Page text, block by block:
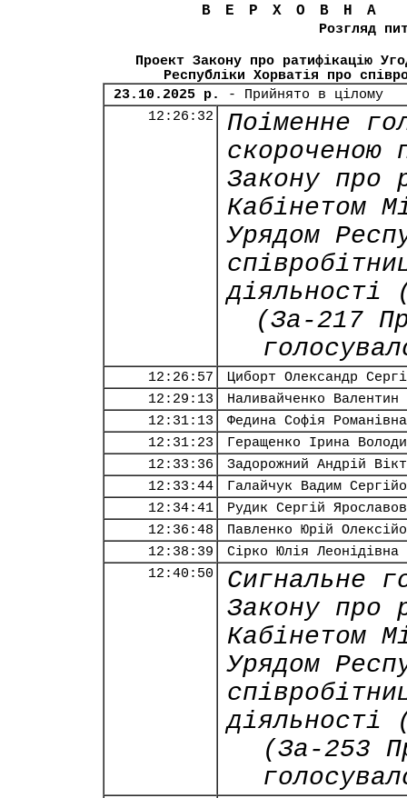
Розгляд
Проект Закону про ратифікацію
Республіки Хорватія про
23.10.2025 р.
- Прийнято в цілому
12:26:32
Поіменне
скороченою
Закону про
Кабінетом
Урядом
діяльності
(За-217
12:26:57
Циборт Олександр
12:29:13
Наливайченко Валентин
12:31:13
Федина Софія Романівна
12:31:23
Геращенко Ірина
12:33:36
Задорожний Андрій
12:33:44
Галайчук Вадим
12:34:41
Рудик Сергій
12:36:48
Павленко Юрій
12:38:39
Сірко Юлія Леонідівна
12:40:50
Сигнальне
Закону про
Кабінетом
Урядом
діяльності
(За-253